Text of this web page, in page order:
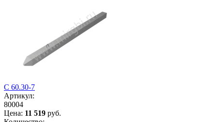
С 60.30-7
Артикул:
80004
Цена: 11 519 руб.